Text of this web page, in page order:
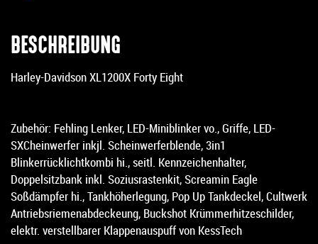
BESCHREIBUNG
Harley-Davidson XL1200X Forty Eight
Zubehör: Fehling Lenker, LED-Miniblinker vo., Griffe, LED-
SXCheinwerfer inkjl. Scheinwerferblende, 3in1
Blinkerrücklichtkombi hi., seitl. Kennzeichenhalter,
Doppelsitzbank inkl. Soziusrastenkit, Screamin Eagle
Soßdämpfer hi., Tankhöherlegung, Pop Up Tankdeckel, Cultwerk
Antriebsriemenabdeckeung, Buckshot Krümmerhitzeschilder,
elektr. verstellbarer Klappenauspuff von KessTech